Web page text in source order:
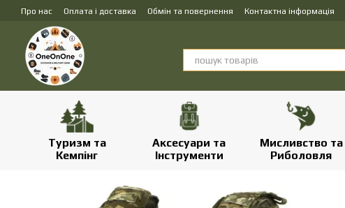
Перейти до основного контенту
Про нас Оплата і доставка Обмін та повернення Контактна інформація
Туризм та
Кемпінг
Аксесуари та
Інструменти
Мисливство та
Риболовля